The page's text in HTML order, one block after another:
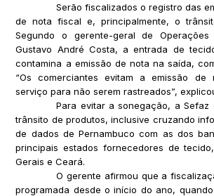
Serão fiscalizados o registro das
de nota fiscal e, principalmente, o
Segundo o gerente-geral de
Gustavo André Costa, a entrada de
contamina a emissão de nota na saída,
“Os comerciantes evitam a emissão
serviço para não serem rastreados”,
Para evitar a sonegação, a Sefaz
trânsito de produtos, inclusive cruzando
de dados de Pernambuco com as dos
principais estados fornecedores de
Gerais e Ceará.
O gerente afirmou que a
programada desde o início do ano,